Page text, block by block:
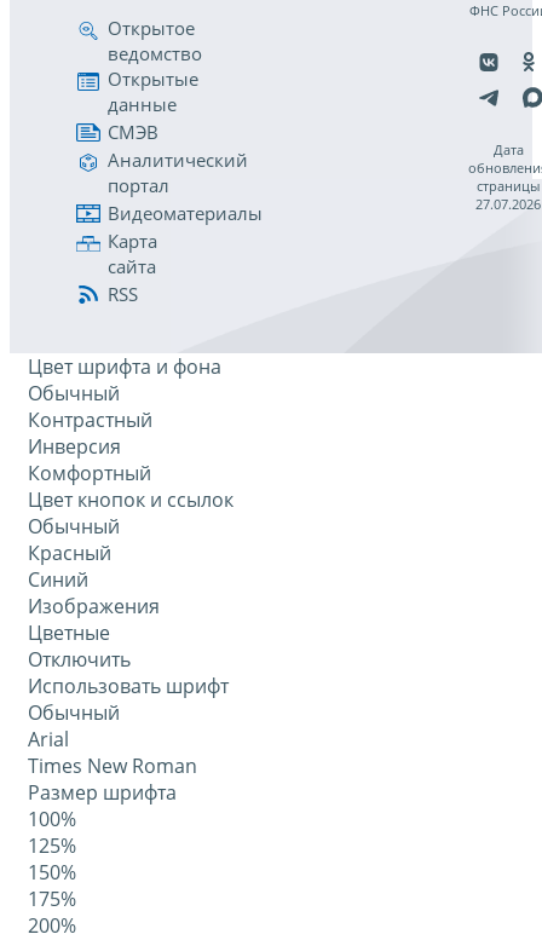
Открытое
ведомство
Открытые
данные
СМЭВ
Аналитический
портал
Видеоматериалы
Карта
сайта
RSS
ФНС
Дата
страницы
27.07.2026
Цвет шрифта и фона
Обычный
Контрастный
Инверсия
Комфортный
Цвет кнопок и ссылок
Обычный
Красный
Синий
Изображения
Цветные
Отключить
Использовать шрифт
Обычный
Arial
Times New Roman
Размер шрифта
100%
125%
150%
175%
200%